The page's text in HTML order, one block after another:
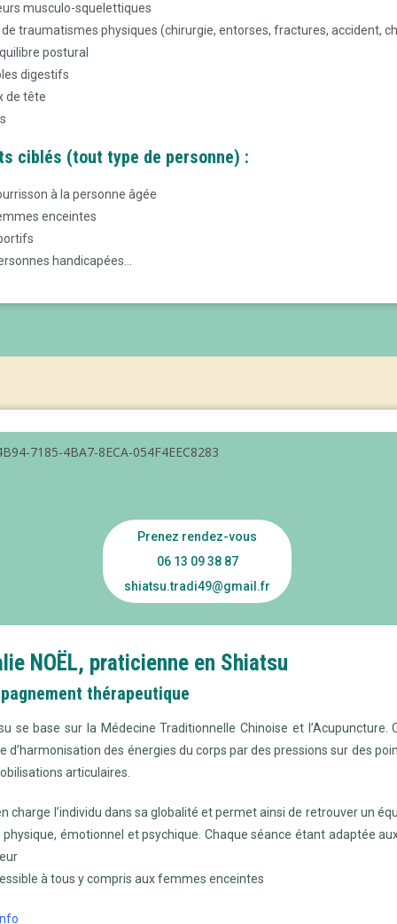
musculo-squelettiques
traumatismes physiques (chirurgie, entorses, fractures, accident,
postural
digestifs
de tête
ciblés (tout type de personne) :
à la personne âgée
enceintes
handicapées...
Prenez rendez-vous
06 13 09 38 87
shiatsu.tradi49@gmail.fr
NOËL, praticienne en Shiatsu
thérapeutique
se base sur la Médecine Traditionnelle Chinoise et l’Acupuncture.
d’harmonisation des énergies du corps par des pressions sur des
articulaires.
charge l’individu dans sa globalité et permet ainsi de retrouver un
physique, émotionnel et psychique. Chaque séance étant adaptée
à tous y compris aux femmes enceintes